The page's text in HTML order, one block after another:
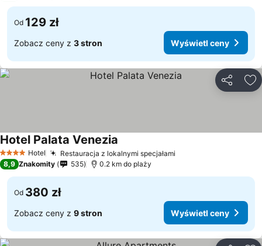
Od 129 zł
Zobacz ceny z 3 stron Wyświetl ceny
4 KategoriaHotel Restauracja z lokalnymi specjałami
Hotel Palata Venezia
8,9 Znakomity 535 0.2 km do plaży
Od 380 zł
Zobacz ceny z 9 stron Wyświetl ceny